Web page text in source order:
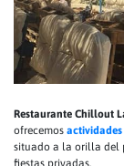
Restaurante Chillout
ofrecemos
situado a la orilla del
fiestas privadas.